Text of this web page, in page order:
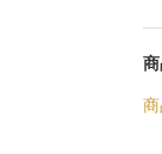
商
商